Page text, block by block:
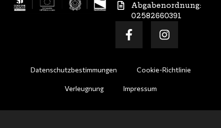
Abgabenordnung:
02582660391
Datenschutzbestimmungen Cookie-Richtlinie
Verleugnung Impressum